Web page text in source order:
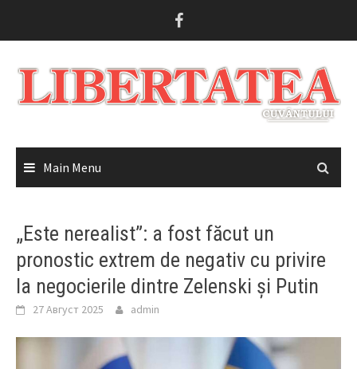
Main Menu
„Este nerealist”: a fost făcut un
pronostic extrem de negativ cu privire
la negocierile dintre Zelenski și Putin
27 Август 2025 admin